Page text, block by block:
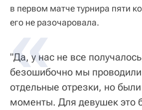
в первом матче турнира пяти
его не разочаровала.
"Да, у нас не все
безошибочно мы проводили
отдельные отрезки, но
моменты. Для девушек это